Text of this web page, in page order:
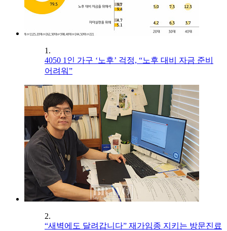
1.
4050 1인 가구 ‘노후’ 걱정, “노후 대비 자금 준비
어려워”
2.
“새벽에도 달려갑니다” 재가임종 지키는 방문진료